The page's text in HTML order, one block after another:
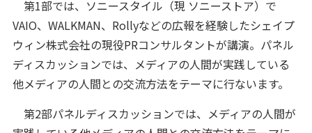
第1部では、ソニースタイル（現 ソニーストア）で
VAIO、WALKMAN、Rollyなどの広報を経験したシェイプ
ウィン株式会社の現役PRコンサルタントが講演。パネル
ディスカッションでは、メディアの人間が実践している
他メディアの人間との交流方法をテーマに行ないます。
第2部パネルディスカッションでは、メディアの人間が